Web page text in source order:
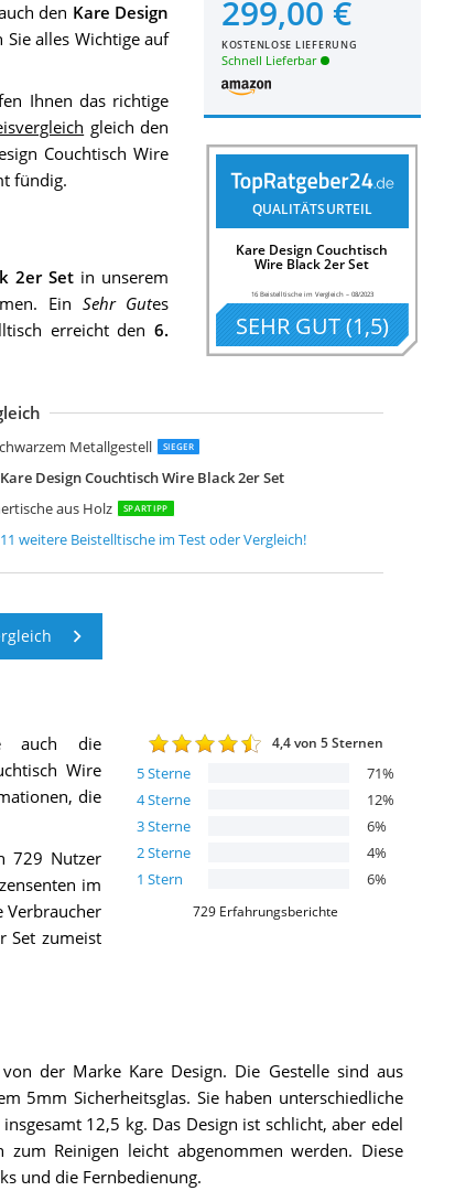
299,00 €
KOSTENLOSE LIEFERUNG
Schnell Lieferbar
QUALITÄTSURTEIL
Kare Design Couchtisch
Wire Black 2er Set
16 Beistelltische im Vergleich– 08/2023
SEHR GUT(1,5)
den Kare Design
alles Wichtige auf
Ihnen das richtige
gleich den
Couchtisch Wire
fündig.
2er Setin unserem
Ein Sehr Gutes
erreicht den6.
Metallgestell SIEGER
Kare Design Couchtisch Wire Black 2er Set
aus Holz
SPARTIPP
braun Beistelltisch Retro
Runde Couchtische im 2er Set
Couchtische 2er Set geometrische Beistelltische
Couchtische 2er Set Beistelltische
Marke
Marke
Beistelltisch Metall Schwarz
Plain Beistelltisch Weiß
Bateau Beistelltische Stahl
Tische Metalldöschen rund
Frost Beistelltisch
11 weitere Beistelltischeim Test oder Vergleich!
4,4von 5 Sternen
5Sterne 71%
4Sterne 12%
3Sterne 6%
2Sterne 4%
1 Stern 6%
729 Erfahrungsberichte
auch die
Wire
die
729 Nutzer
im
Verbraucher
Set zumeist
der Marke Kare Design. Die Gestelle sind aus
5mm Sicherheitsglas. Sie haben unterschiedliche
12,5 kg. Das Design ist schlicht, aber edel
Reinigen leicht abgenommen werden. Diese
und die Fernbedienung.